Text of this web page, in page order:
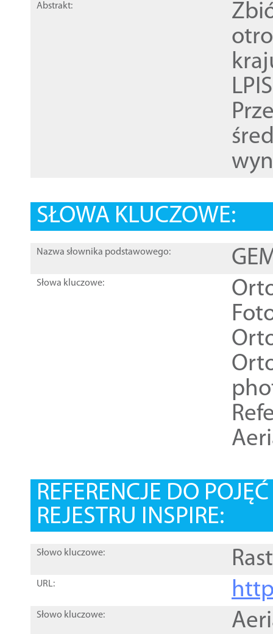
Abstrakt:
SŁOWA KLUCZOWE:
Nazwa słownika podstawowego:
Słowa kluczowe:
REFERENCJE DO
REJESTRU INSPIRE:
Słowo kluczowe:
URL:
Słowo kluczowe: